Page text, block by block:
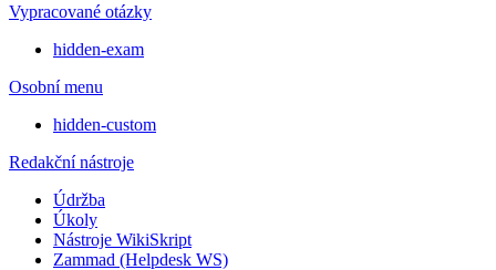
Vypracované otázky
hidden-exam
Osobní menu
hidden-custom
Redakční nástroje
Údržba
Úkoly
Nástroje WikiSkript
Zammad (Helpdesk WS)